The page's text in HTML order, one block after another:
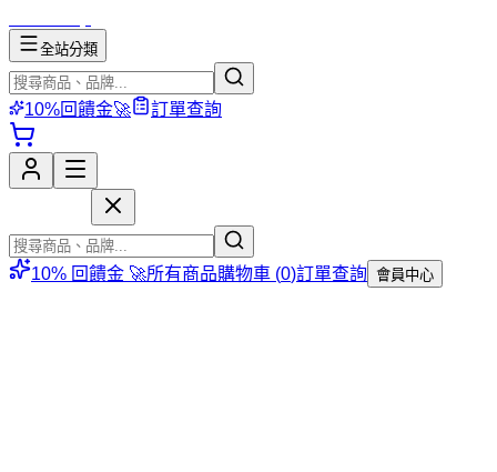
全站分類
10%回饋金🚀 訂單查詢
10% 回饋金 🚀所有商品購物車 (0)訂單查詢 會員中心